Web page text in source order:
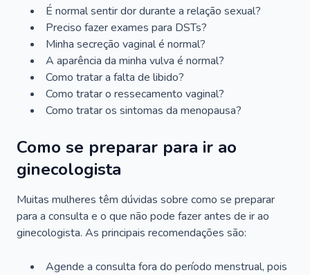
É normal sentir dor durante a relação sexual?
Preciso fazer exames para DSTs?
Minha secreção vaginal é normal?
A aparência da minha vulva é normal?
Como tratar a falta de libido?
Como tratar o ressecamento vaginal?
Como tratar os sintomas da menopausa?
Como se preparar para ir ao
ginecologista
Muitas mulheres têm dúvidas sobre como se preparar
para a consulta e o que não pode fazer antes de ir ao
ginecologista. As principais recomendações são:
Agende a consulta fora do período menstrual, pois